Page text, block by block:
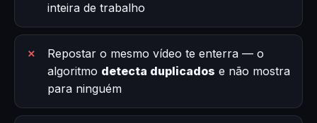
inteira de trabalho
Repostar o mesmo vídeo te enterra — o
algoritmo detecta duplicados e não mostra
para ninguém